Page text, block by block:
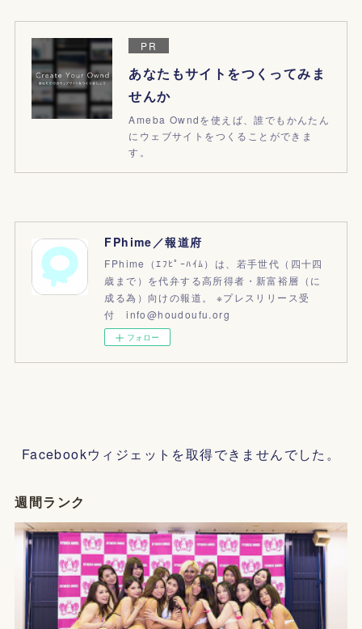
PR
あなたもサイトをつくってみま
せんか
Ameba Owndを使えば、誰でもかんたん
にウェブサイトをつくることができま
す。
FPhime／報道府
FPhime（ｴﾌﾋﾟｰﾊｲﾑ）は、若手世代（四十四
歳まで）を代弁する高所得者・新富裕層（に
成る為）向けの報道。 ※プレスリリース受
付 info@houdoufu.org
フォロー
Facebookウィジェットを取得できませんでした。
週間ランク